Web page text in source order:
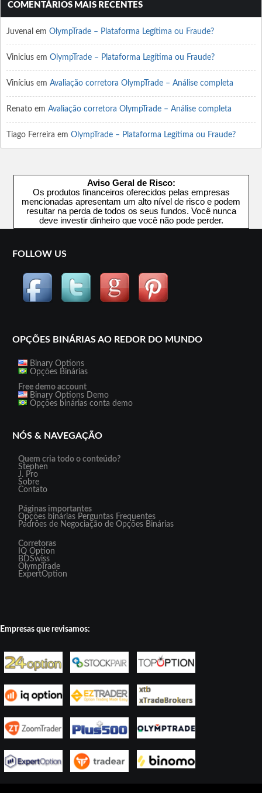
COMENTÁRIOS MAIS RECENTES
Juvenal em OlympTrade – Plataforma Legítima ou Fraude?
Vinicius em OlympTrade – Plataforma Legítima ou Fraude?
Vinícius em Avaliação corretora OlympTrade – Análise completa
Renato em Avaliação corretora OlympTrade – Análise completa
Tiago Ferreira em OlympTrade – Plataforma Legítima ou Fraude?
Aviso Geral de Risco:
Os produtos financeiros oferecidos pelas empresas
mencionadas apresentam um alto nível de risco e podem
resultar na perda de todos os seus fundos. Você nunca
deve investir dinheiro que você não pode perder.
FOLLOW US
OPÇÕES BINÁRIAS AO REDOR DO MUNDO
Binary Options
Opções Binárias
Free demo account
Binary Options Demo
Opções binárias conta demo
NÓS & NAVEGAÇÃO
Quem cria todo o conteúdo?
Stephen
J. Pro
Sobre
Contato
Páginas importantes
Opções binárias Perguntas Frequentes
Padrões de Negociação de Opções Binárias
Corretoras
IQ Option
BDSwiss
OlympTrade
ExpertOption
Empresas que revisamos: